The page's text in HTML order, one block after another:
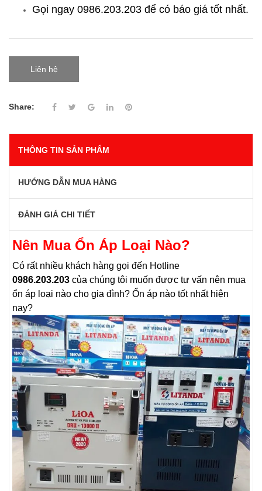
Gọi ngay 0986.203.203 để có báo giá tốt nhất.
Liên hệ
Share:
THÔNG TIN SẢN PHẨM
HƯỚNG DẪN MUA HÀNG
ĐÁNH GIÁ CHI TIẾT
Nên Mua Ổn Áp Loại Nào?
Có rất nhiều khách hàng gọi đến Hotline
0986.203.203 của chúng tôi muốn được tư vấn nên mua
ổn áp loại nào cho gia đình? Ổn áp nào tốt nhất hiện
nay?